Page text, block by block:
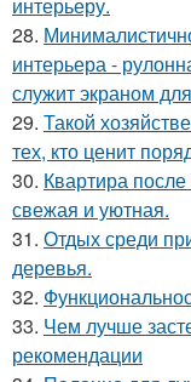
28.
интерьера -
служит экраном
29. Такой
тех, кто ценит
30. Квартира
свежая и уютная.
31. Отдых среди
деревья.
32.
33. Чем лучше
рекомендации